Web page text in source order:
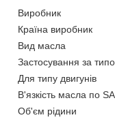
Виробник
Країна виробник
Вид масла
Застосування за
Для типу двигунів
В'язкість масла по
Об'єм рідини